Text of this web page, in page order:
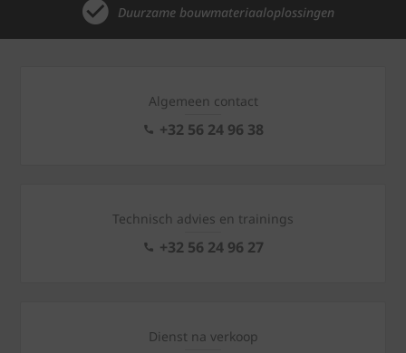
Duurzame bouwmateriaaloplossingen
Algemeen contact
+32 56 24 96 38
Technisch advies en trainings
+32 56 24 96 27
Dienst na verkoop